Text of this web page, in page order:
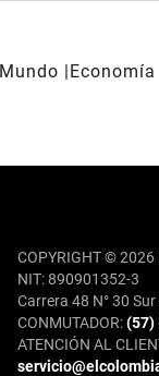
Mundo Economía
COPYRIGHT © 2026
NIT: 890901352-3
Carrera 48 N° 30
CONMUTADOR:(57)
ATENCIÓN AL